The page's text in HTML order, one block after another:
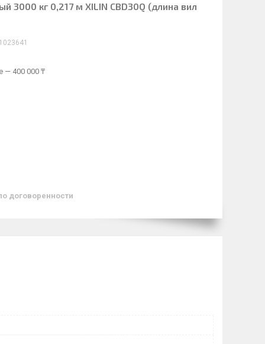
3000 кг 0,217 м XILIN CBD30Q (длина вил
— 400 000 ₸
договоренности